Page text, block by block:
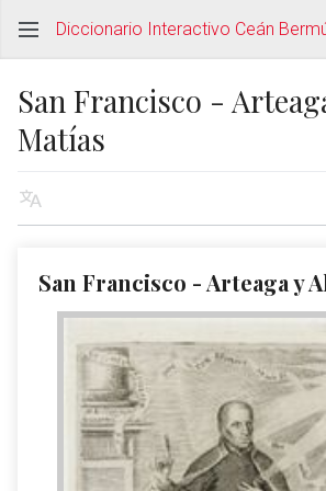
Diccionario Interactivo Ceán
San Francisco -
Matías
San Francisco - Arteaga y